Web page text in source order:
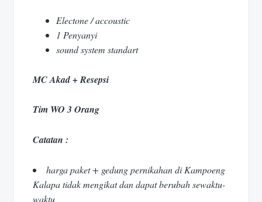
Electone / accoustic
1 Penyanyi
sound system standart
MC Akad + Resepsi
Tim WO 3 Orang
Catatan :
harga paket + gedung pernikahan di Kampoeng
Kalapa tidak mengikat dan dapat berubah sewaktu-
waktu